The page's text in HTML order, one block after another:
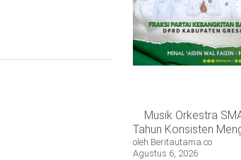
Musik Orkestra
Tahun Konsisten
oleh Beritautama.co
Agustus 6, 2026